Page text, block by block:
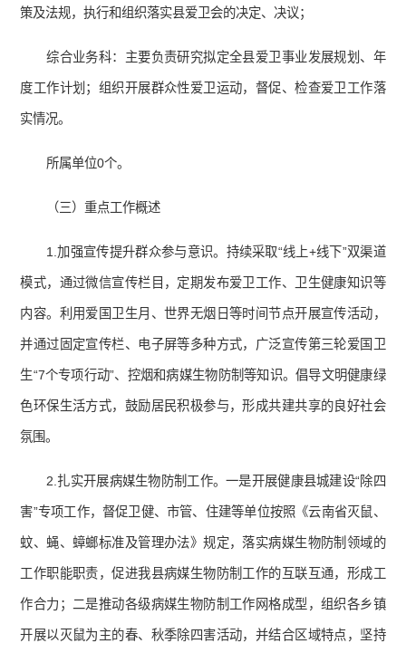
策及法规，执行和组织落实县爱卫会的决定、决议；
综合业务科：主要负责研究拟定全县爱卫事业发展规划、年
度工作计划；组织开展群众性爱卫运动，督促、检查爱卫工作落
实情况。
所属单位0个。
（三）重点工作概述
1.加强宣传提升群众参与意识。持续采取“线上+线下”双渠道
模式，通过微信宣传栏目，定期发布爱卫工作、卫生健康知识等
内容。利用爱国卫生月、世界无烟日等时间节点开展宣传活动，
并通过固定宣传栏、电子屏等多种方式，广泛宣传第三轮爱国卫
生“7个专项行动”、控烟和病媒生物防制等知识。倡导文明健康绿
色环保生活方式，鼓励居民积极参与，形成共建共享的良好社会
氛围。
2.扎实开展病媒生物防制工作。一是开展健康县城建设“除四
害”专项工作，督促卫健、市管、住建等单位按照《云南省灭鼠、
蚊、蝇、蟑螂标准及管理办法》规定，落实病媒生物防制领域的
工作职能职责，促进我县病媒生物防制工作的互联互通，形成工
作合力；二是推动各级病媒生物防制工作网格成型，组织各乡镇
开展以灭鼠为主的春、秋季除四害活动，并结合区域特点，坚持